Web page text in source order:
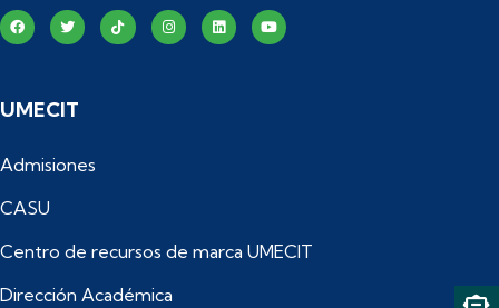
UMECIT
Admisiones
CASU
Centro de recursos de marca UMECIT
Dirección Académica